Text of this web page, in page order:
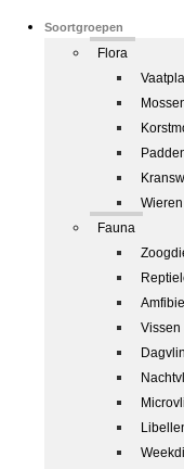
Soortgroepen
Flora
Wieren
Fauna
Vissen